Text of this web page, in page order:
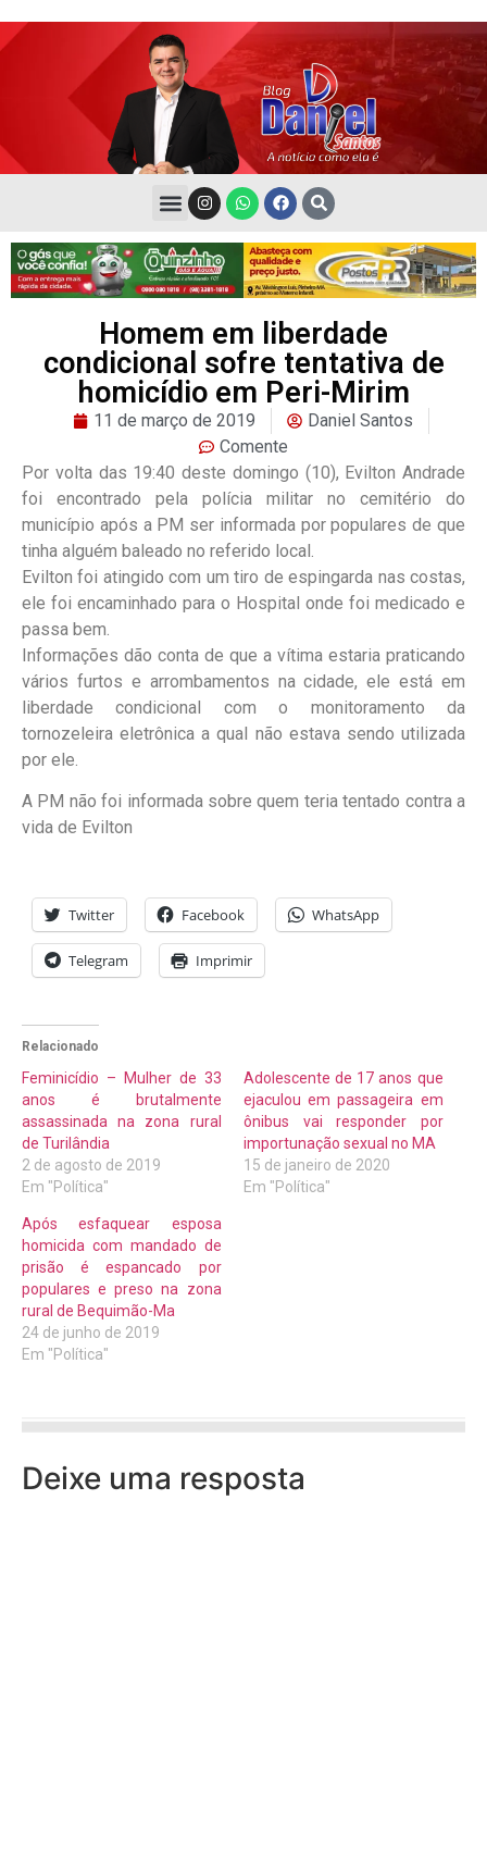
Homem em liberdade
condicional sofre tentativa de
homicídio em Peri-Mirim
11 de março de 2019
Daniel Santos
Comente
Por volta das 19:40 deste domingo (10), Evilton Andrade
foi encontrado pela polícia militar no cemitério do
município após a PM ser informada por populares de que
tinha alguém baleado no referido local.
Evilton foi atingido com um tiro de espingarda nas costas,
ele foi encaminhado para o Hospital onde foi medicado e
passa bem.
Informações dão conta de que a vítima estaria praticando
vários furtos e arrombamentos na cidade, ele está em
liberdade condicional com o monitoramento da
tornozeleira eletrônica a qual não estava sendo utilizada
por ele.
A PM não foi informada sobre quem teria tentado contra a
vida de Evilton
Twitter Facebook WhatsApp
Telegram Imprimir
Relacionado
Feminicídio – Mulher de 33
anos é brutalmente
assassinada na zona rural
de Turilândia
2 de agosto de 2019
Em "Política"
Adolescente de 17 anos que
ejaculou em passageira em
ônibus vai responder por
importunação sexual no MA
15 de janeiro de 2020
Em "Política"
Após esfaquear esposa
homicida com mandado de
prisão é espancado por
populares e preso na zona
rural de Bequimão-Ma
24 de junho de 2019
Em "Política"
Deixe uma resposta